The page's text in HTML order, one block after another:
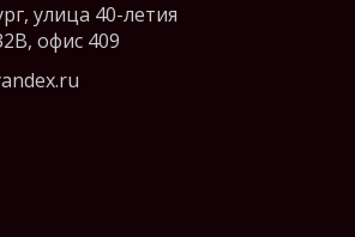
улица 40-летия
офис 409